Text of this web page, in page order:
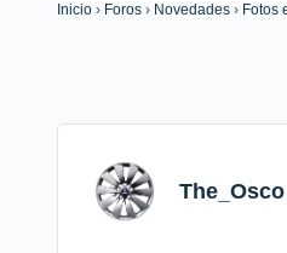
Inicio › Foros › Novedades › Fotos
The_Osco